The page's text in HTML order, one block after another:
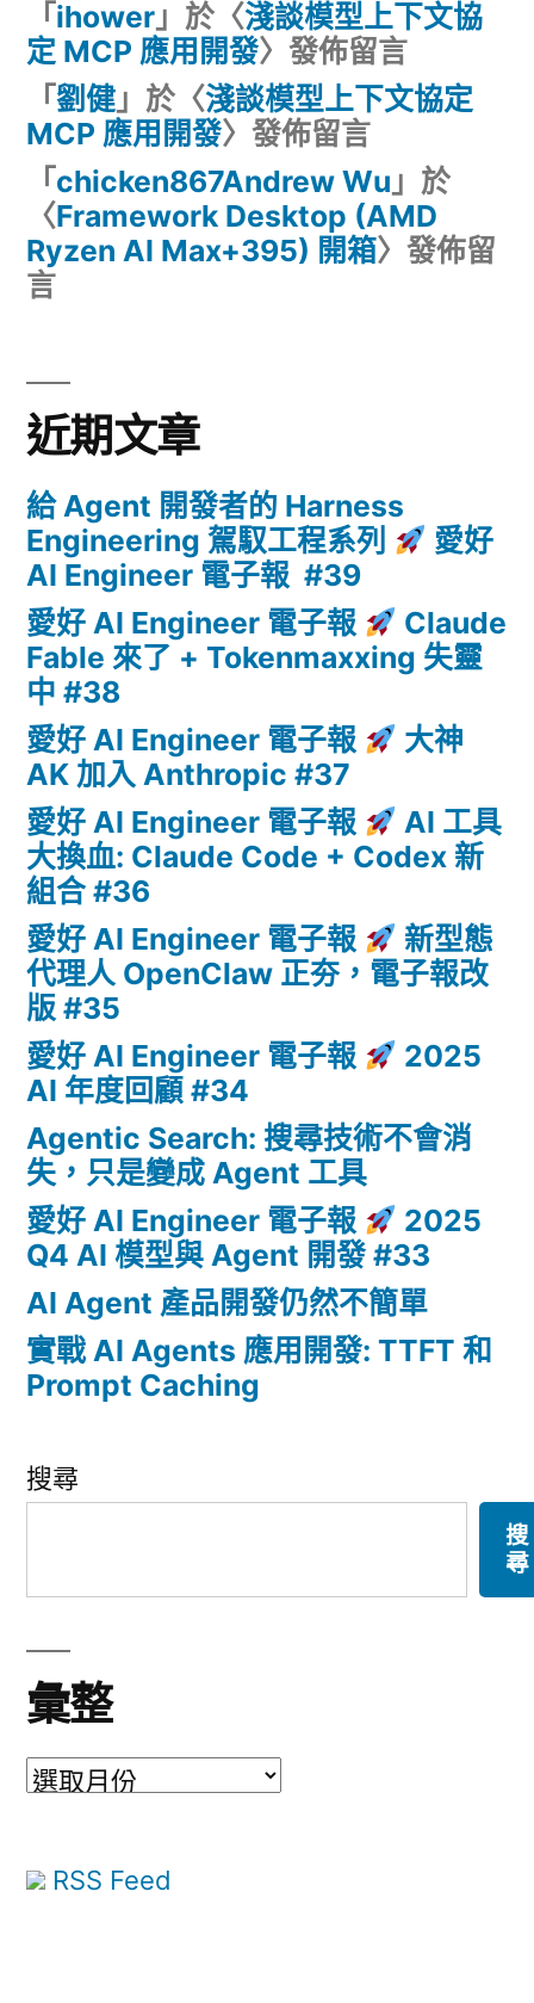
「 ihower 」於〈淺談模型上下文協
定 MCP 應用開發〉發佈留言
「 劉健」於〈淺談模型上下文協定
MCP 應用開發〉發佈留言
「 chicken867Andrew Wu 」於
〈Framework Desktop (AMD
Ryzen AI Max+395) 開箱〉發佈留
言
近期文章
給 Agent 開發者的 Harness
Engineering 駕馭工程系列
愛好
AI Engineer 電子報 #39
愛好 AI Engineer 電子報
Claude
Fable 來了 + Tokenmaxxing 失靈
中 #38
愛好 AI Engineer 電子報
大神
AK 加入 Anthropic #37
愛好 AI Engineer 電子報
AI 工具
大換血: Claude Code + Codex 新
組合 #36
愛好 AI Engineer 電子報
新型態
代理人 OpenClaw 正夯，電子報改
版 #35
愛好 AI Engineer 電子報
2025
AI 年度回顧 #34
Agentic Search: 搜尋技術不會消
失，只是變成 Agent 工具
愛好 AI Engineer 電子報
2025
Q4 AI 模型與 Agent 開發 #33
AI Agent 產品開發仍然不簡單
實戰 AI Agents 應用開發: TTFT 和
Prompt Caching
搜尋
搜
尋
彙整
彙
RSS Feed